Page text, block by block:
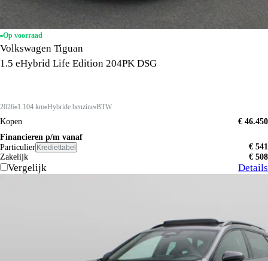
Op voorraad
Volkswagen Tiguan
1.5 eHybrid Life Edition 204PK DSG
2026 1.104 km Hybride benzine BTW
Kopen
€ 46.450
Financieren p/m vanaf
Particulier Krediettabel
€ 541
Zakelijk
€ 508
Vergelijk Details